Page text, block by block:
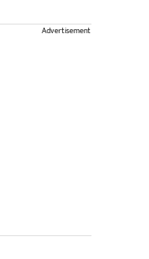
Advertisement